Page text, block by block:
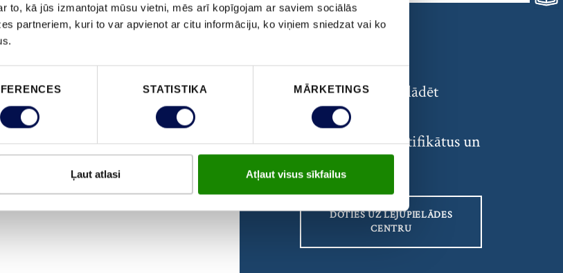
to, kā jūs izmantojat mūsu vietni, mēs arī kopīgojam ar saviem sociālās
partneriem, kuri to var apvienot ar citu informāciju, ko viņiem sniedzat vai ko
STATISTIKA MĀRKETINGS
Ļaut atlasi Atļaut visus sīkfailus
instrukcija
durvis
centrs
JELD-WEN
Kontakti
Ilgtspējas ziņojums
Vakances
Privātuma politika
Sīkfailu politika
Atrast un lejupielādēt
nepieciešamos
dokumentus, sertifikātus un
norādījumus
DOTIES UZ LEJUPIELĀDES
CENTRU